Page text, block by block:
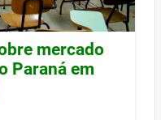
mercado
Paraná em